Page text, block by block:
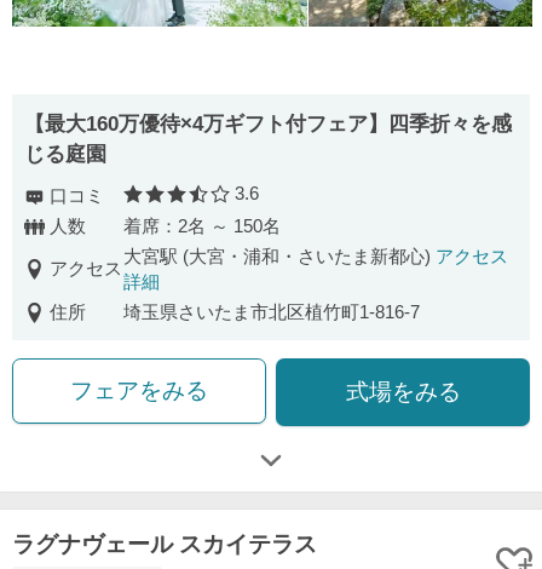
【最大160万優待×4万ギフト付フェア】四季折々を感
じる庭園
口コミ 口コミ評価
3.6
人数
着席：2名 ～ 150名
アクセス
大宮駅 (大宮・浦和・さいたま新都心) アクセス
詳細
住所
埼玉県さいたま市北区植竹町1-816-7
フェアをみる 式場をみる
ラグナヴェール スカイテラス